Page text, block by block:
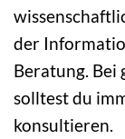
der
Beratung. Bei
solltest du
konsultieren.